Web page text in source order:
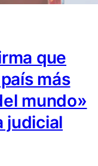
que
más
mundo»
judicial